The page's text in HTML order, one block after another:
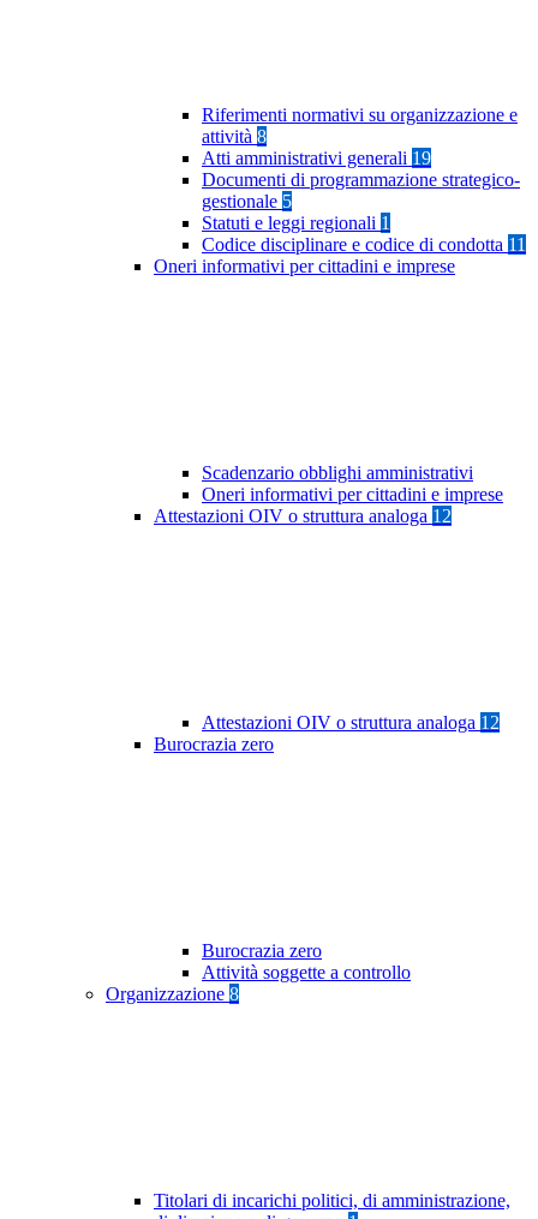
Riferimenti normativi su organizzazione e
attività 8
Atti amministrativi generali 19
Documenti di programmazione strategico-
gestionale 5
Statuti e leggi regionali 1
Codice disciplinare e codice di condotta 11
Oneri informativi per cittadini e imprese
Scadenzario obblighi amministrativi
Oneri informativi per cittadini e imprese
Attestazioni OIV o struttura analoga 12
Attestazioni OIV o struttura analoga 12
Burocrazia zero
Burocrazia zero
Attività soggette a controllo
Organizzazione 8
Titolari di incarichi politici, di amministrazione,